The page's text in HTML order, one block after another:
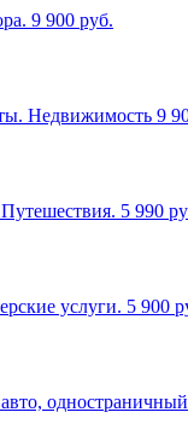
9 900 руб.
Недвижимость 9
5 990
услуги. 5 900